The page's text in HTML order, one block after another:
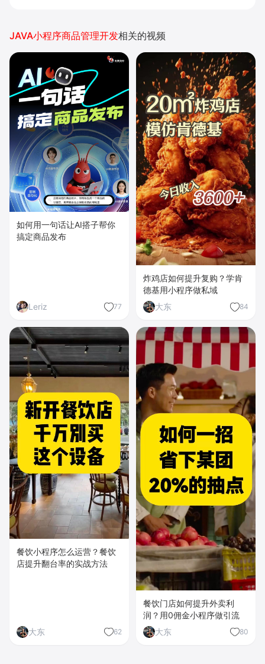
JAVA小程序商品管理开发相关的视频
如何用一句话让AI搭子帮你
搞定商品发布
Leriz 77
炸鸡店如何提升复购？学肯
德基用小程序做私域
大东
84
餐饮小程序怎么运营？餐饮
店提升翻台率的实战方法
大东 62
餐饮门店如何提升外卖利
润？用0佣金小程序做引流
大东
80